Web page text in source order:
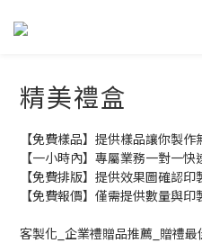
精美禮盒
【免費樣品】提供樣品讓你製作
【一小時內】專屬業務一對一快
【免費排版】提供效果圖確認印
【免費報價】僅需提供數量與印
客製化_企業禮贈品推薦_贈禮最